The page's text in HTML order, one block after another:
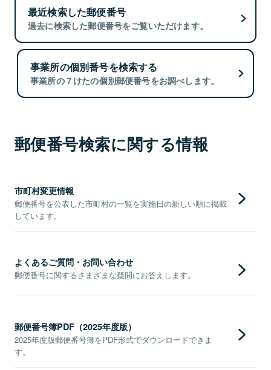
最近検索した郵便番号
過去に検索した郵便番号をご覧いただけます。
事業所の個別番号を検索する
事業所の７けたの個別郵便番号をお調べします。
郵便番号検索に関する情報
市町村変更情報
郵便番号を公表した市町村の一覧を実施日の新しい順に掲載
しています。
よくあるご質問・お問い合わせ
郵便番号に関するさまざまな疑問にお答えします。
郵便番号簿PDF（2025年度版）
2025年度版郵便番号簿をPDF形式でダウンロードできま
す。